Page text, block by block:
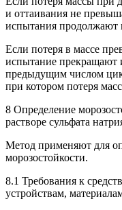
и оттаивания не
испытания продолжают
Если потеря в массе
испытание прекращают
предыдущим числом
при котором потеря
8 Определение
растворе сульфата
Метод применяют для
морозостойкости.
8.1 Требования к
устройствам,